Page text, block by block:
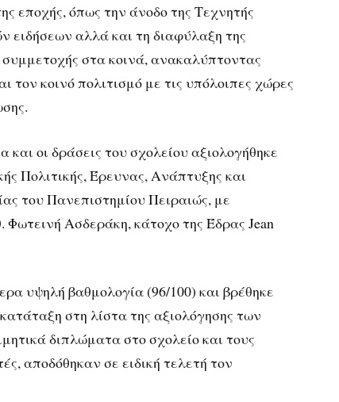
εποχής, όπως την άνοδο της Τεχνητής
ειδήσεων αλλά και τη διαφύλαξη της
στα κοινά, ανακαλύπτοντας
τον κοινό πολιτισμό με τις υπόλοιπες χώρες
οι δράσεις του σχολείου αξιολογήθηκε
Πολιτικής, Έρευνας, Ανάπτυξης και
του Πανεπιστημίου Πειραιώς, με
Ασδεράκη, κάτοχο της Έδρας Jean
υψηλή βαθμολογία (96/100) και βρέθηκε
στη λίστα της αξιολόγησης των
διπλώματα στο σχολείο και τους
αποδόθηκαν σε ειδική τελετή τον